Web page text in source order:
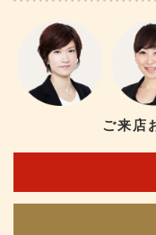
ご来店